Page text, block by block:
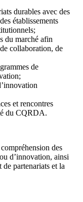
durables avec des
établissements
du marché afin
collaboration, de
de
et rencontres
du CQRDA.
des
d’innovation, ainsi
partenariats et la